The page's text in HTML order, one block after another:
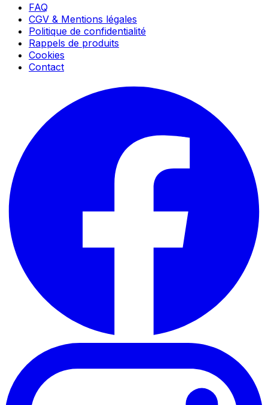
FAQ
CGV & Mentions légales
Politique de confidentialité
Rappels de produits
Cookies
Contact